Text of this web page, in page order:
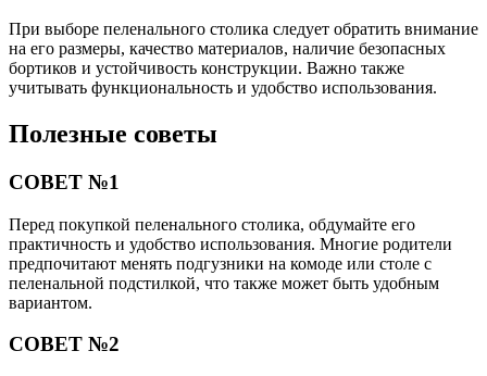
При выборе пеленального столика следует обратить внимание
на его размеры, качество материалов, наличие безопасных
бортиков и устойчивость конструкции. Важно также
учитывать функциональность и удобство использования.
Полезные советы
СОВЕТ №1
Перед покупкой пеленального столика, обдумайте его
практичность и удобство использования. Многие родители
предпочитают менять подгузники на комоде или столе с
пеленальной подстилкой, что также может быть удобным
вариантом.
СОВЕТ №2